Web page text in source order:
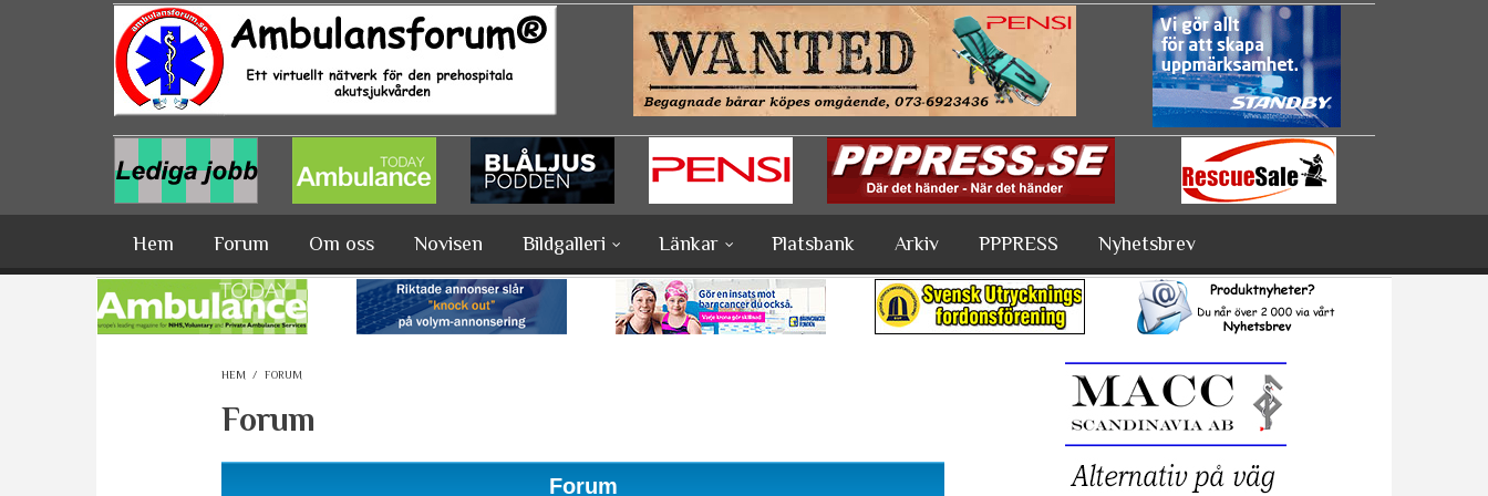
Hoppa till huvudinnehåll
Hem Forum Om oss Novisen Bildgalleri Länkar Platsbank Arkiv PPPRESS Nyhetsbrev
HEM / FORUM
Forum